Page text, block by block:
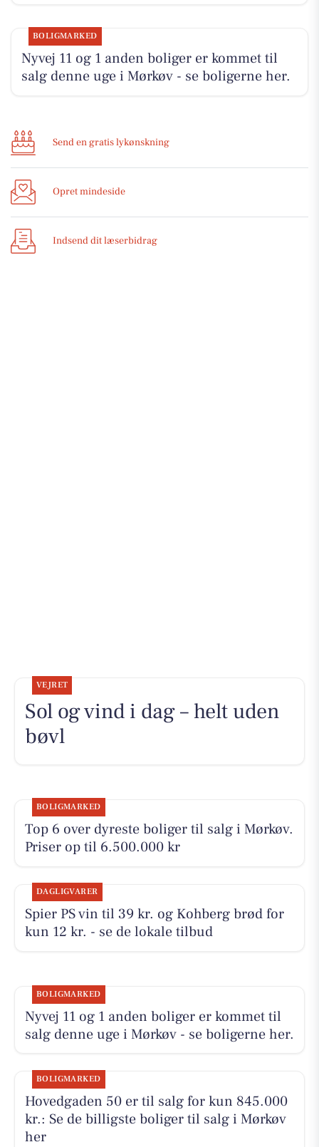
BOLIGMARKED
Nyvej 11 og 1 anden boliger er kommet til
salg denne uge i Mørkøv - se boligerne her.
Send en gratis lykønskning
Opret mindeside
Indsend dit læserbidrag
VEJRET
Sol og vind i dag – helt uden
bøvl
BOLIGMARKED
Top 6 over dyreste boliger til salg i Mørkøv.
Priser op til 6.500.000 kr
DAGLIGVARER
Spier PS vin til 39 kr. og Kohberg brød for
kun 12 kr. - se de lokale tilbud
BOLIGMARKED
Nyvej 11 og 1 anden boliger er kommet til
salg denne uge i Mørkøv - se boligerne her.
BOLIGMARKED
Hovedgaden 50 er til salg for kun 845.000
kr.: Se de billigste boliger til salg i Mørkøv
her